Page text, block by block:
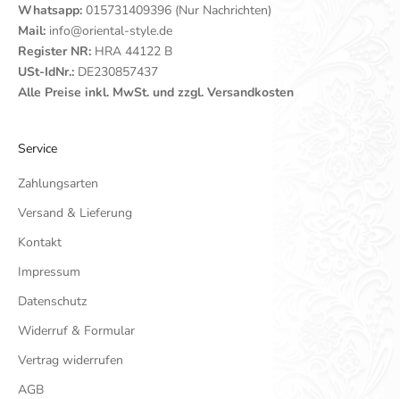
Whatsapp: 015731409396 (Nur Nachrichten)
Mail: info@oriental-style.de
Register NR: HRA 44122 B
USt-IdNr.: DE230857437
Alle Preise inkl. MwSt. und zzgl. Versandkosten
Service
Zahlungsarten
Versand & Lieferung
Kontakt
Impressum
Datenschutz
Widerruf & Formular
Vertrag widerrufen
AGB